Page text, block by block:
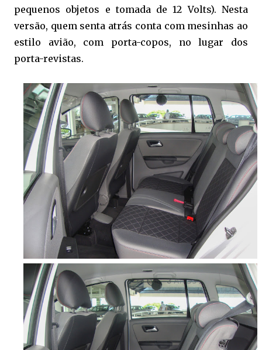
pequenos objetos e tomada de 12 Volts). Nesta
versão, quem senta atrás conta com mesinhas ao
estilo avião, com porta-copos, no lugar dos
porta-revistas.